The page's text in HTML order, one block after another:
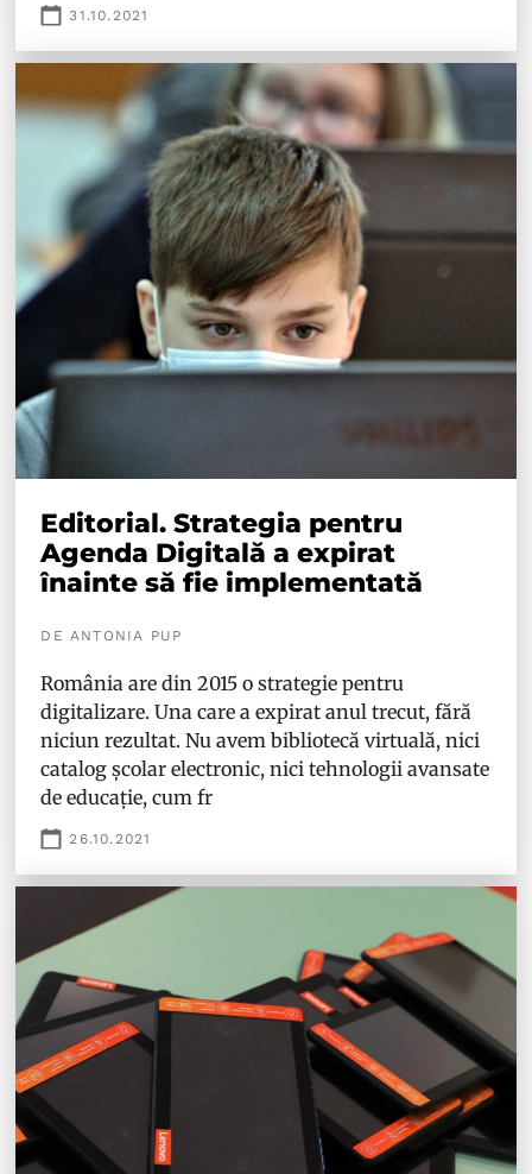
31.10.2021
Editorial. Strategia pentru
Agenda Digitală a expirat
înainte să fie implementată
DE ANTONIA PUP
România are din 2015 o strategie pentru
digitalizare. Una care a expirat anul trecut, fără
niciun rezultat. Nu avem bibliotecă virtuală, nici
catalog școlar electronic, nici tehnologii avansate
de educație, cum fr
26.10.2021